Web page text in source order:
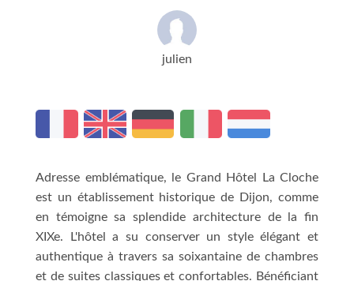
julien
Adresse emblématique, le Grand Hôtel La Cloche
est un établissement historique de Dijon, comme
en témoigne sa splendide architecture de la fin
XIXe. L'hôtel a su conserver un style élégant et
authentique à travers sa soixantaine de chambres
et de suites classiques et confortables. Bénéficiant